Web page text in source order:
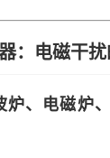
：电磁干扰
炉、电磁炉